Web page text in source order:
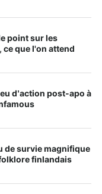
point sur les
que l'on attend
d’action post-apo à
de survie magnifique
finlandais